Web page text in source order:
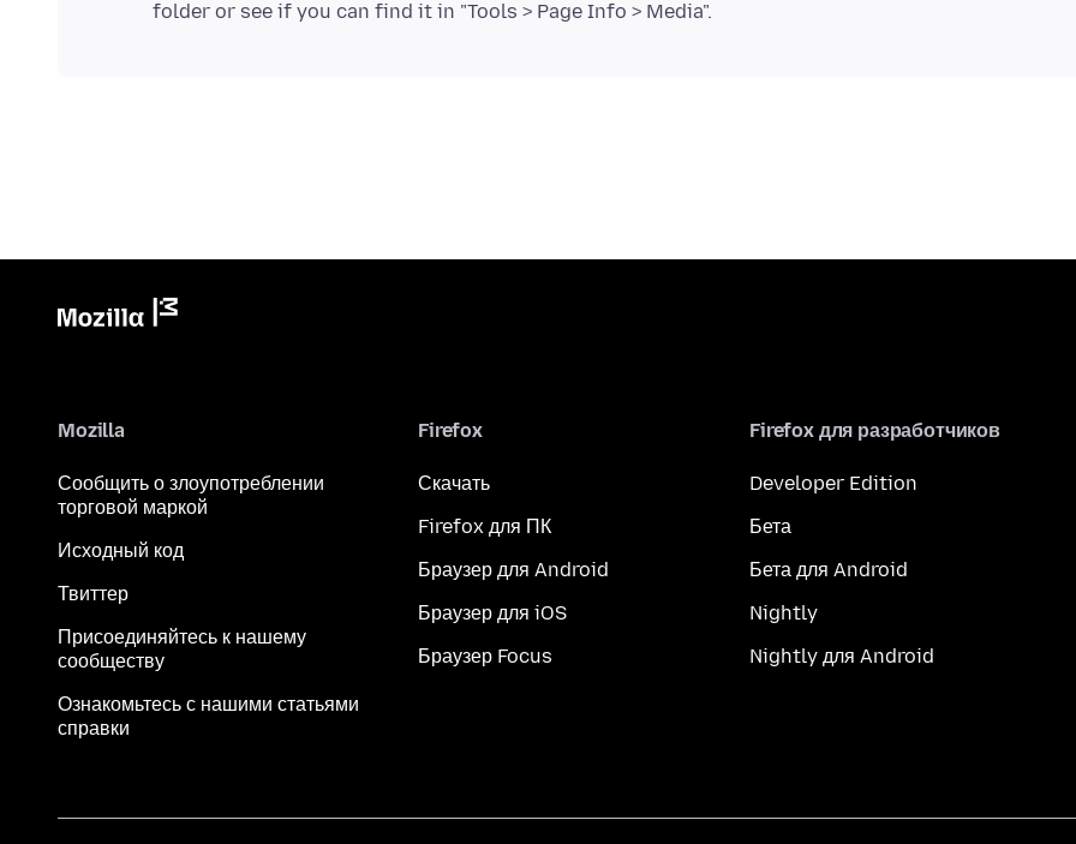
Mozilla
Сообщить о злоупотреблении
торговой маркой
Исходный код
Твиттер
Присоединяйтесь к нашему
сообществу
Ознакомьтесь с нашими статьями
справки
Firefox
Скачать
Firefox для ПК
Браузер для Android
Браузер для iOS
Браузер Focus
Firefox для разработчиков
Developer Edition
Бета
Бета для Android
Nightly
Nightly для Android